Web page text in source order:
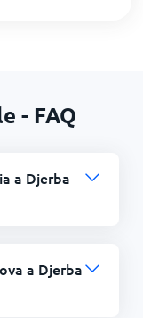
- FAQ
a Djerba
a Djerba